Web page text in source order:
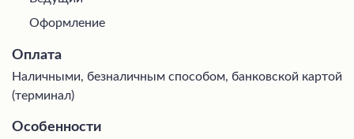
Оформление
Оплата
Наличными, безналичным способом, банковской картой
(терминал)
Особенности